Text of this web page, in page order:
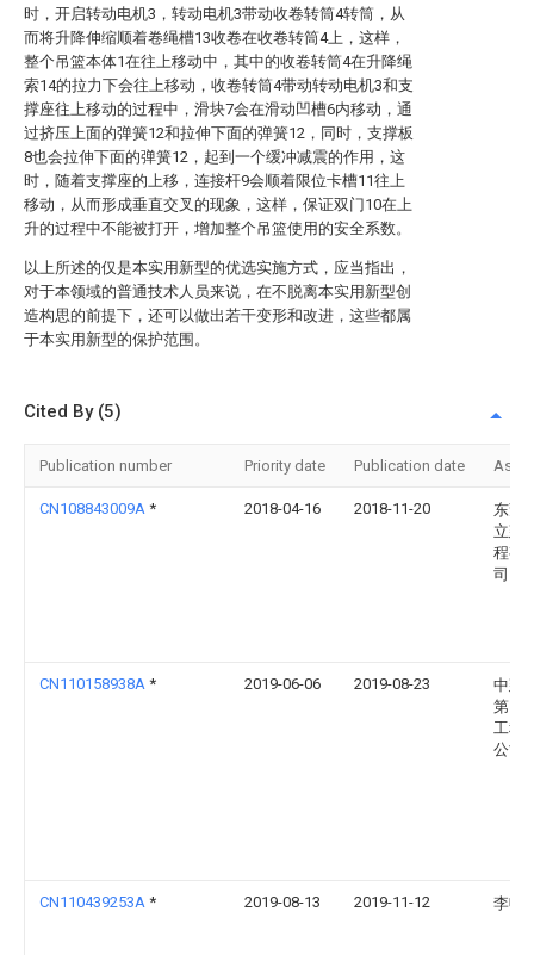
时，开启转动电机3，转动电机3带动收卷转筒4转筒，从
而将升降伸缩顺着卷绳槽13收卷在收卷转筒4上，这样，
整个吊篮本体1在往上移动中，其中的收卷转筒4在升降绳
索14的拉力下会往上移动，收卷转筒4带动转动电机3和支
撑座往上移动的过程中，滑块7会在滑动凹槽6内移动，通
过挤压上面的弹簧12和拉伸下面的弹簧12，同时，支撑板
8也会拉伸下面的弹簧12，起到一个缓冲减震的作用，这
时，随着支撑座的上移，连接杆9会顺着限位卡槽11往上
移动，从而形成垂直交叉的现象，这样，保证双门10在上
升的过程中不能被打开，增加整个吊篮使用的安全系数。
以上所述的仅是本实用新型的优选实施方式，应当指出，
对于本领域的普通技术人员来说，在不脱离本实用新型创
造构思的前提下，还可以做出若干变形和改进，这些都属
于本实用新型的保护范围。
Cited By (5)
Publication number Priority date Publication date
CN108843009A * 2018-04-16 2018-11-20
东莞
立建
程有
司
CN110158938A * 2019-06-06 2019-08-23
中建
第四
工程
公司
CN110439253A * 2019-08-13 2019-11-12 李鸣